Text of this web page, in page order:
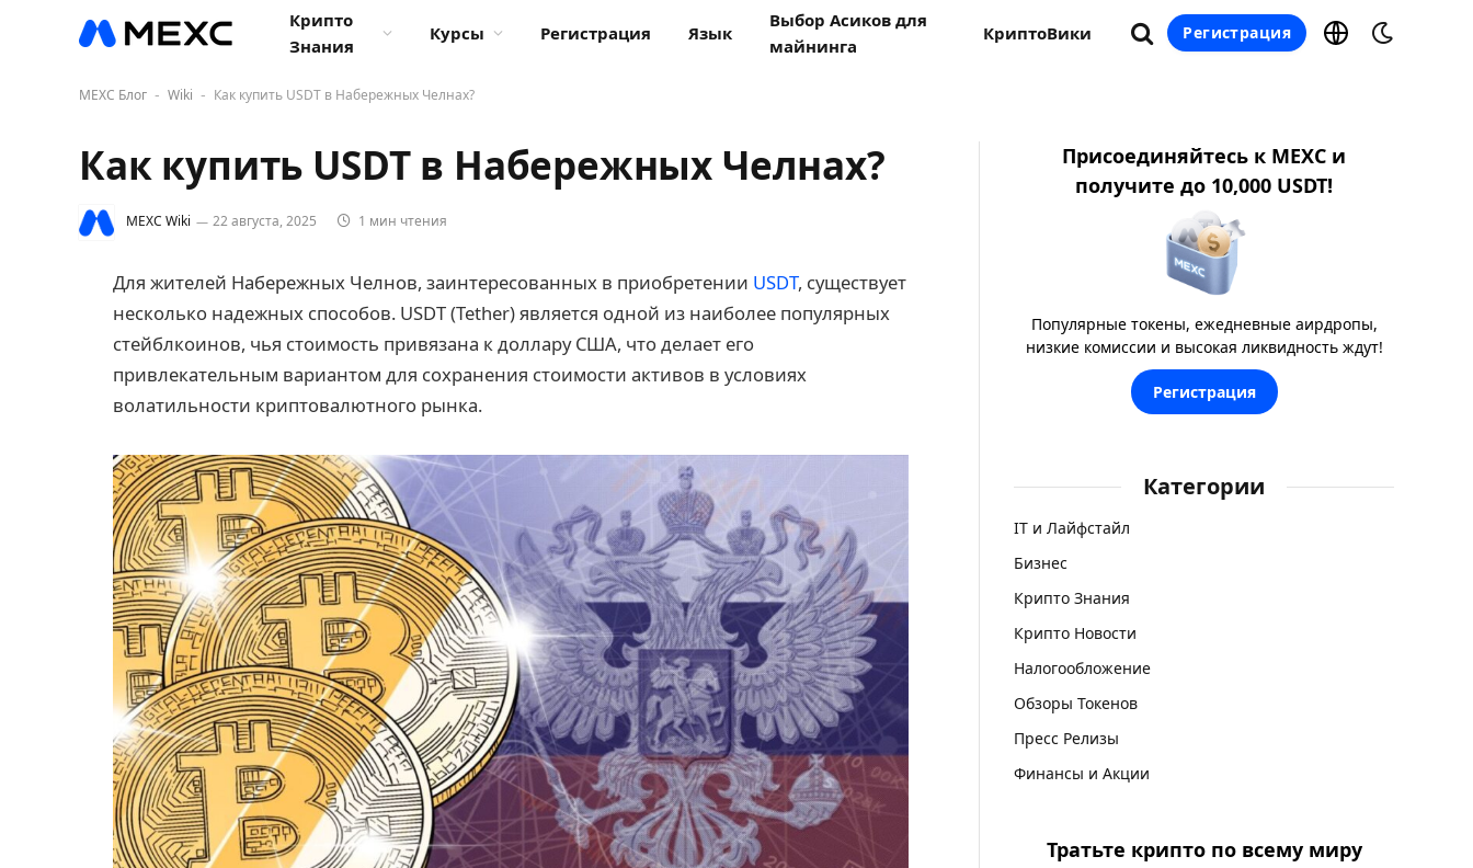
Крипто
Знания
Курсы Регистрация Язык
Выбор Асиков для
майнинга
КриптоВики Регистрация
MEXC Блог - Wiki - Как купить USDT в Набережных Челнах?
Как купить USDT в Набережных Челнах?
MEXC Wiki 22 августа, 2025 1 мин чтения
Для жителей Набережных Челнов, заинтересованных в приобретении USDT, существует
несколько надежных способов. USDT (Tether) является одной из наиболее популярных
стейблкоинов, чья стоимость привязана к доллару США, что делает его
привлекательным вариантом для сохранения стоимости активов в условиях
волатильности криптовалютного рынка.
Присоединяйтесь к MEXC и
получите до 10,000 USDT!
Популярные токены, ежедневные аирдропы,
низкие комиссии и высокая ликвидность ждут!
Регистрация
Категории
IT и Лайфстайл
Бизнес
Крипто Знания
Крипто Новости
Налогообложение
Обзоры Токенов
Пресс Релизы
Финансы и Акции
Тратьте крипто по всему миру